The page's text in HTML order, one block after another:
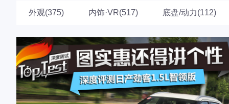
外观(375) 内饰·VR(517) 底盘/动力(112)